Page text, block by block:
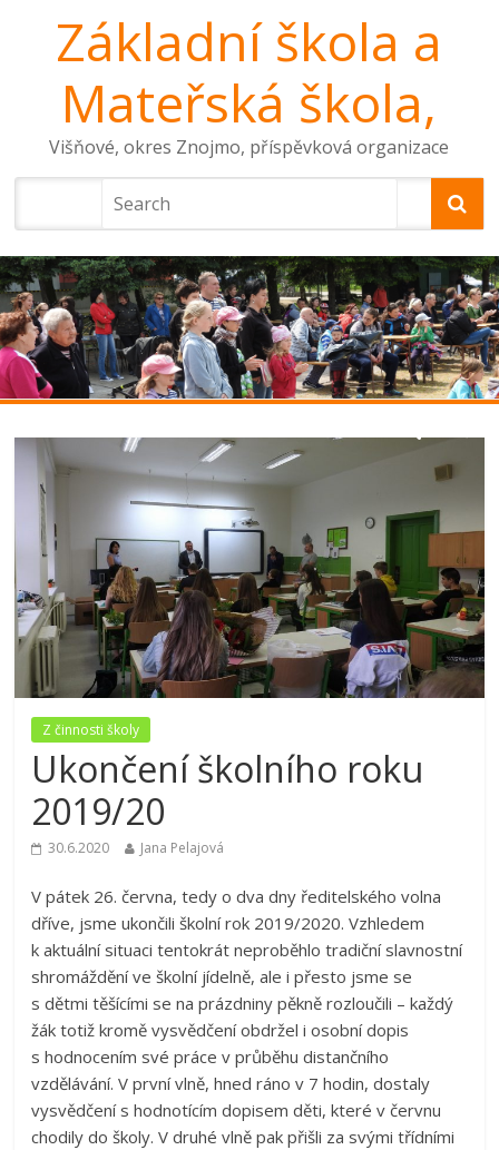
Základní škola a
Mateřská škola,
Višňové, okres Znojmo, příspěvková organizace
Z činnosti školy
Ukončení školního roku
2019/20
30.6.2020 Jana Pelajová
V pátek 26. června, tedy o dva dny ředitelského volna
dříve, jsme ukončili školní rok 2019/2020. Vzhledem
k aktuální situaci tentokrát neproběhlo tradiční slavnostní
shromáždění ve školní jídelně, ale i přesto jsme se
s dětmi těšícími se na prázdniny pěkně rozloučili – každý
žák totiž kromě vysvědčení obdržel i osobní dopis
s hodnocením své práce v průběhu distančního
vzdělávání. V první vlně, hned ráno v 7 hodin, dostaly
vysvědčení s hodnotícím dopisem děti, které v červnu
chodily do školy. V druhé vlně pak přišli za svými třídními